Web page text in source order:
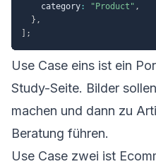
    category
: "Product" ,
} ,
;
Use Case eins ist ein
Study-Seite. Bilder
machen und dann zu
Beratung führen.
Use Case zwei ist